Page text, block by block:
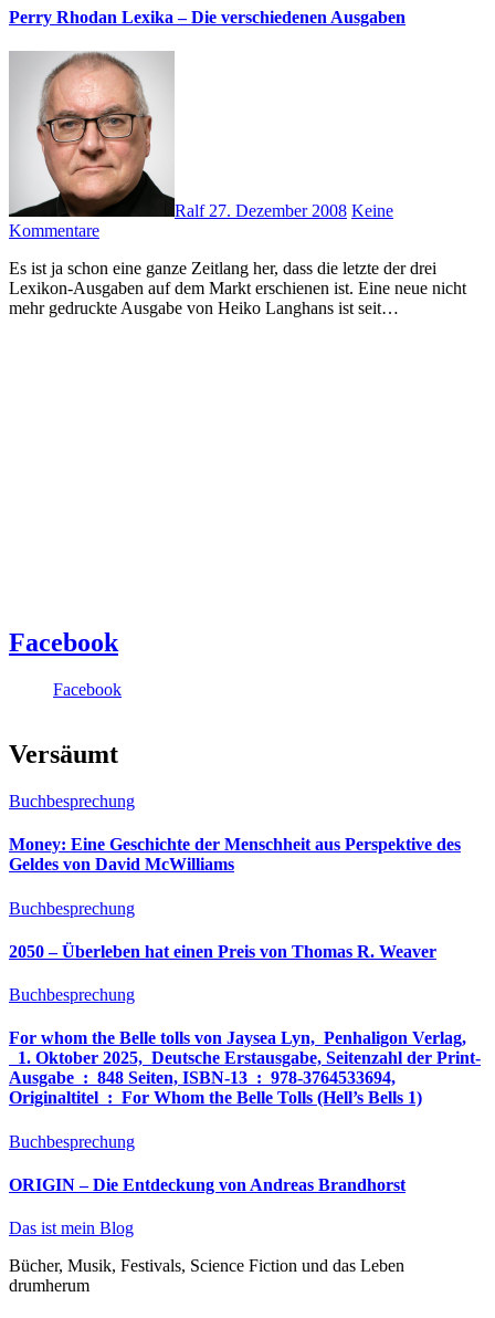
Perry Rhodan Lexika – Die verschiedenen Ausgaben
Ralf27. Dezember 2008 Keine
Kommentare
Es ist ja schon eine ganze Zeitlang her, dass die letzte der drei
Lexikon-Ausgaben auf dem Markt erschienen ist. Eine neue nicht
mehr gedruckte Ausgabe von Heiko Langhans ist seit…
Facebook
Facebook
Versäumt
Buchbesprechung
Money: Eine Geschichte der Menschheit aus Perspektive des
Geldes von David McWilliams
Buchbesprechung
2050 – Überleben hat einen Preis von Thomas R. Weaver
Buchbesprechung
For whom the Belle tolls von Jaysea Lyn, ‎ Penhaligon Verlag,
‎ 1. Oktober 2025, ‎ Deutsche Erstausgabe, Seitenzahl der Print-
Ausgabe ‏ : ‎ 848 Seiten, ISBN-13 ‏ : ‎ 978-3764533694,
Originaltitel ‏ : ‎ For Whom the Belle Tolls (Hell’s Bells 1)
Buchbesprechung
ORIGIN – Die Entdeckung von Andreas Brandhorst
Das ist mein Blog
Bücher, Musik, Festivals, Science Fiction und das Leben
drumherum